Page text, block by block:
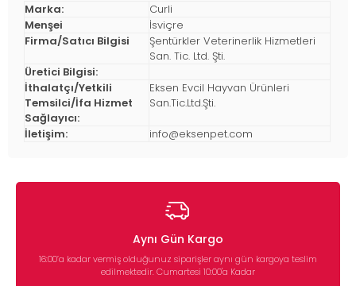
Marka:
Curli
Menşei
İsviçre
Firma/Satıcı Bilgisi
Şentürkler Veterinerlik Hizmetleri
San. Tic. Ltd. Şti.
Üretici Bilgisi:
İthalatçı/Yetkili
Temsilci/İfa Hizmet
Sağlayıcı:
Eksen Evcil Hayvan Ürünleri
San.Tic.Ltd.Şti.
İletişim: info@eksenpet.com
Aynı Gün Kargo
16:00’a kadar vermiş olduğunuz siparişler aynı gün kargoya teslim
edilmektedir. Cumartesi 10:00'a Kadar